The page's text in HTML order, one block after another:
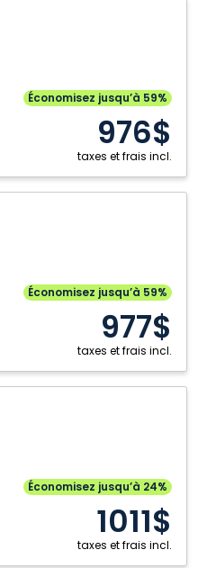
Économisez jusqu’à 59%
976$
taxes et frais incl.
Économisez jusqu’à 59%
977$
taxes et frais incl.
Économisez jusqu’à 24%
1011$
taxes et frais incl.